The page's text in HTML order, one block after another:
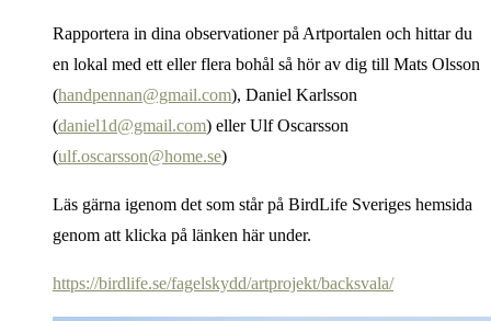
Rapportera in dina observationer på Artportalen och hittar du
en lokal med ett eller flera bohål så hör av dig till Mats Olsson
(handpennan@gmail.com), Daniel Karlsson
(daniel1d@gmail.com) eller Ulf Oscarsson
(ulf.oscarsson@home.se)
Läs gärna igenom det som står på BirdLife Sveriges hemsida
genom att klicka på länken här under.
https://birdlife.se/fagelskydd/artprojekt/backsvala/